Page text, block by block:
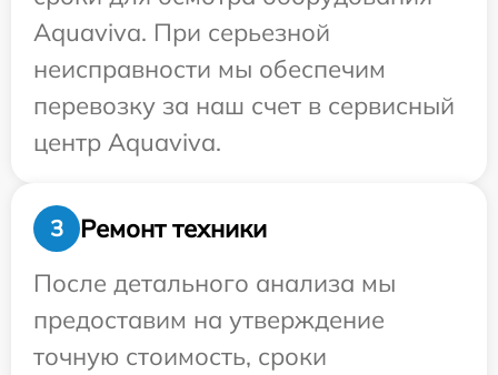
Aquaviva. При серьезной
неисправности мы обеспечим
перевозку за наш счет в сервисный
центр Aquaviva.
3
Ремонт техники
После детального анализа мы
предоставим на утверждение
точную стоимость, сроки